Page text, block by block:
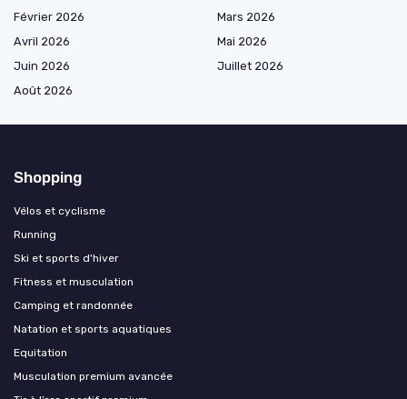
Février 2026
Mars 2026
Avril 2026
Mai 2026
Juin 2026
Juillet 2026
Août 2026
Shopping
Vélos et cyclisme
Running
Ski et sports d'hiver
Fitness et musculation
Camping et randonnée
Natation et sports aquatiques
Equitation
Musculation premium avancée